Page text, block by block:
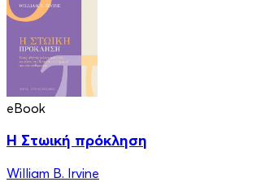
eBook
Η Στωική πρόκληση
William B. Irvine